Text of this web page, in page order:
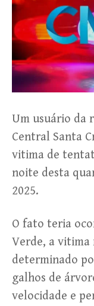
Um usuário da
Central Santa
vitima de
noite desta
2025.
O fato teria
Verde, a vitima
determinado
galhos de
velocidade e